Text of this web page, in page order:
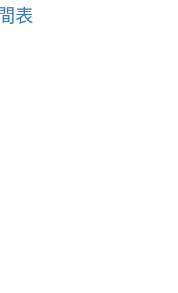
表